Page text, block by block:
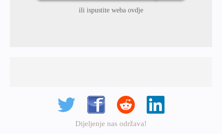
ili ispustite weba ovdje
Dijeljenje nas održava!